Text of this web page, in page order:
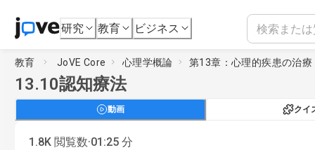
研究 教育 ビジネス
教育 JoVE Core 心理学概論 第13章：心理的疾患の治療
13.10認知療法
動画 クイ
1.8K 閲覧数·01:25 分